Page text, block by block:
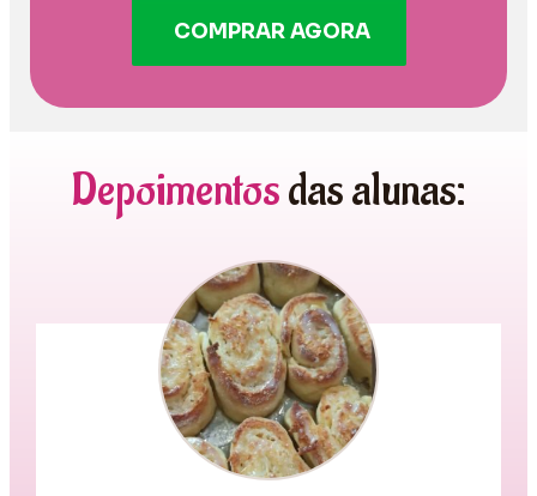
COMPRAR AGORA
Depoimentosdas alunas: